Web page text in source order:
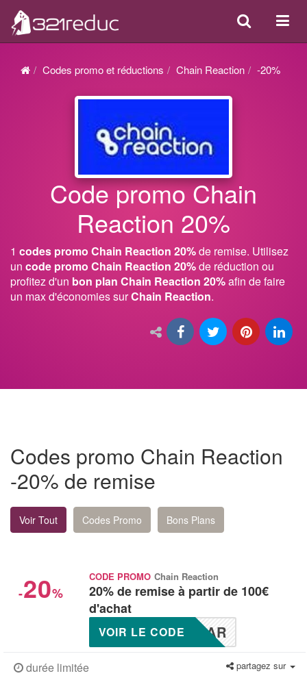
ou
Search
Codes promo et réductions Chain Reaction -20%
Code promo Chain
Reaction 20%
1 codes promo Chain Reaction 20%de remise. Utilisez
un code promo Chain Reaction 20%de réduction ou
profitez d'un bon plan Chain Reaction 20%afin de faire
un max d'économies surChain Reaction.
Codes promo Chain Reaction
-20% de remise
Voir Tout Codes Promo Bons Plans
-20%
CODE PROMO Chain Reaction
20% de remise à partir de 100€
d'achat
MAR
VOIR LE CODE
durée limitée partagez sur